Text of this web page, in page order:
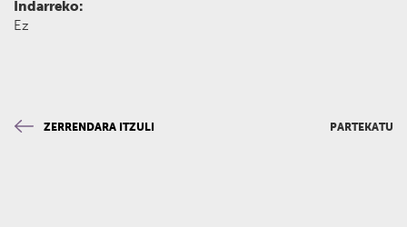
Indarreko:
Ez
ZERRENDARA ITZULI PARTEKATU